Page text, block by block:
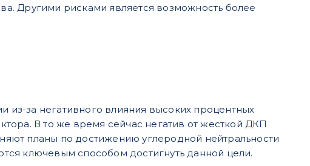
Другими рисками является возможность более
из-за негативного влияния высоких процентных
В то же время сейчас негатив от жесткой ДКП
планы по достижению углеродной нейтральности
ключевым способом достигнуть данной цели.